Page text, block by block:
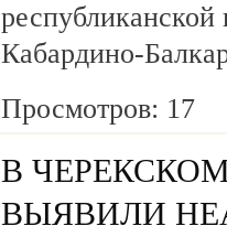
Кабардино-
Просмотров: 17
В
ВЫЯВИЛИ